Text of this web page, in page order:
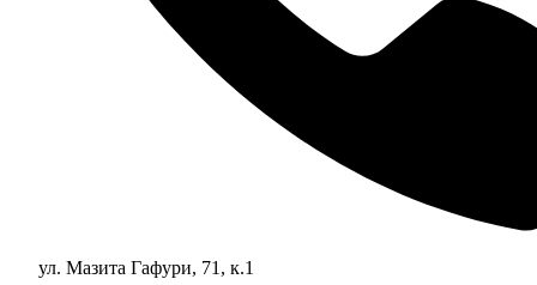
ул. Мазита Гафури, 71, к.1